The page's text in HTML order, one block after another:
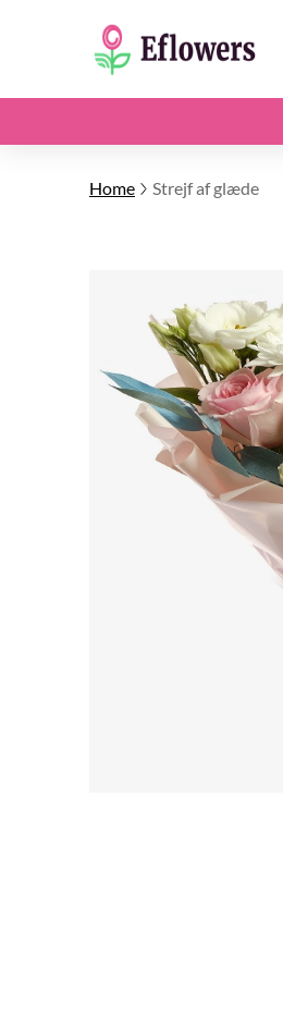
Home Strejf af glæde